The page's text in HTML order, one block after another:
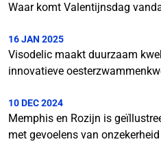
Waar komt Valentijnsdag
16 JAN 2025
Visodelic maakt duurzaam
innovatieve
10 DEC 2024
Memphis en Rozijn is
met gevoelens van onzekerheid